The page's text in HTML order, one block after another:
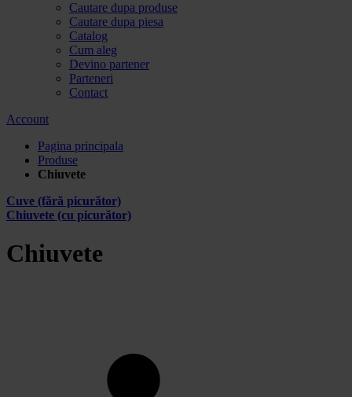
Cautare dupa produse
Cautare dupa piesa
Catalog
Cum aleg
Devino partener
Parteneri
Contact
Account
Pagina principala
Produse
Chiuvete
Cuve (fără picurător)
Chiuvete (cu picurător)
Chiuvete